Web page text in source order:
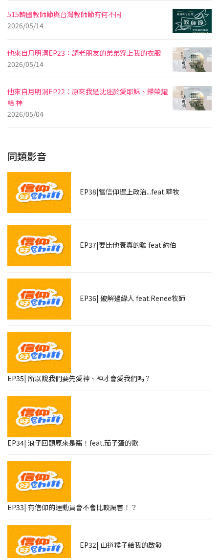
515韓國教師節與台灣教師節有何不同
2026/05/14
他來自月明洞EP23：請老朋友的弟弟穿上我的衣服
2026/05/14
他來自月明洞EP22：原來我是沈迷於愛耶穌、歸榮耀
給 神
2026/05/04
同類影音
EP38|當信仰遇上政治...feat.華牧
EP37|要比他衰真的難 feat.約伯
EP36| 破解邊緣人 feat.Renee牧師
EP35| 所以說我們要先愛神、神才會愛我們嗎？
EP34| 浪子回頭原來是醬！feat.茄子蛋的歌
EP33| 有信仰的運動員會不會比較厲害！？
EP32| 山道猴子給我的啟發